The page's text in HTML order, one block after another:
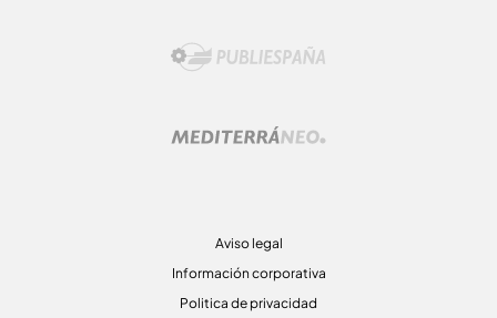
Aviso legal
Información corporativa
Politica de privacidad